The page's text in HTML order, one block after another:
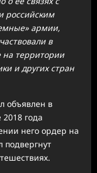
российским
армии,
в
на территории
и других стран
объявлен в
года
него ордер на
подвергнут